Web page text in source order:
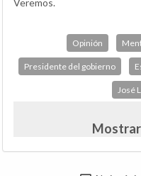
Veremos.
Opinión
Presidente del gobierno
José